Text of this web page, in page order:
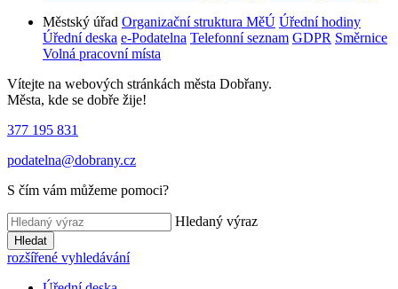
Městský úřad Organizační struktura MěÚ Úřední hodiny
Úřední deska e-Podatelna Telefonní seznam GDPR Směrnice
Volná pracovní místa
Vítejte na webových stránkách města Dobřany.
Města, kde se dobře žije!
377 195 831
podatelna@dobrany.cz
S čím vám můžeme pomoci?
Hledaný výraz
Hledat
rozšířené vyhledávání